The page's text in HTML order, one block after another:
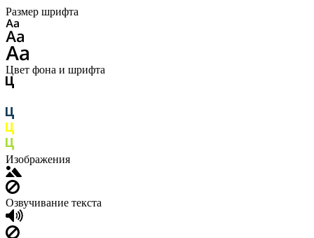
Размер шрифта
Цвет фона и шрифта
Изображения
Озвучивание текста